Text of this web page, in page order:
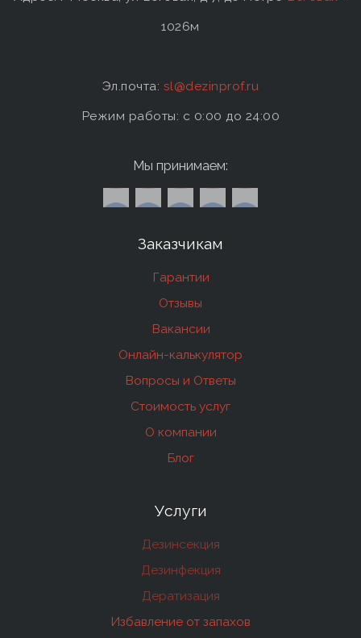
1026м
Эл.почта: sl@dezinprof.ru
Режим работы: c 0:00 до 24:00
Мы принимаем:
Заказчикам
Гарантии
Отзывы
Вакансии
Онлайн-калькулятор
Вопросы и Ответы
Стоимость услуг
О компании
Блог
Услуги
Дезинсекция
Дезинфекция
Дератизация
Избавление от запахов